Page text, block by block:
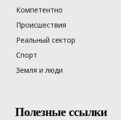
Компетентно
Происшествия
Реальный сектор
Спорт
Земля и люди
Полезные ссылки